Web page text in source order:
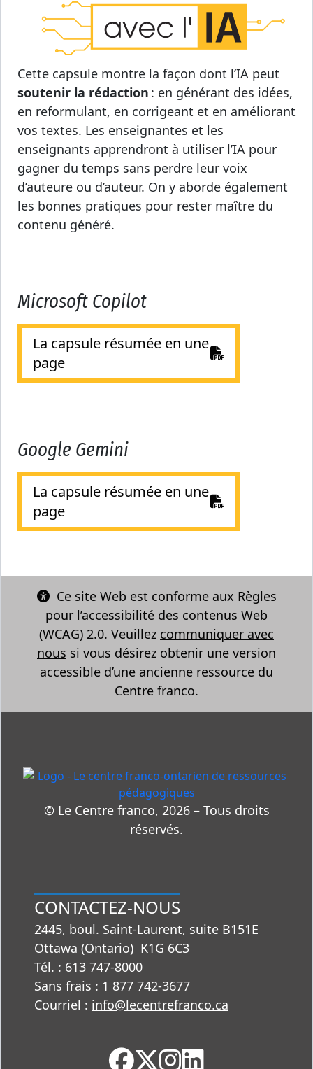
Cette capsule montre la façon dont l’IA peut
soutenir la rédaction : en générant des idées,
en reformulant, en corrigeant et en améliorant
vos textes. Les enseignantes et les
enseignants apprendront à utiliser l’IA pour
gagner du temps sans perdre leur voix
d’auteure ou d’auteur. On y aborde également
les bonnes pratiques pour rester maître du
contenu généré.
Microsoft Copilot
La capsule résumée en une
page
Google Gemini
La capsule résumée en une
page
Ce site Web est conforme aux Règles
pour l’accessibilité des contenus Web
(WCAG) 2.0. Veuillez communiquer avec
nous si vous désirez obtenir une version
accessible d’une ancienne ressource du
Centre franco.
© Le Centre franco, 2026 – Tous droits
réservés.
CONTACTEZ-NOUS
2445, boul. Saint-Laurent, suite B151E
Ottawa (Ontario) K1G 6C3
Tél. : 613 747‑8000
Sans frais : 1 877 742‑3677
Courriel : info@lecentrefranco.ca
Facebook
X Instagram